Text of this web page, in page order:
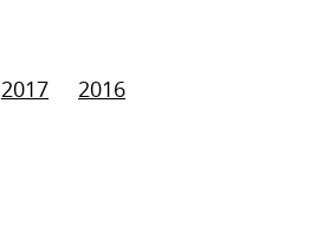
2017 2016